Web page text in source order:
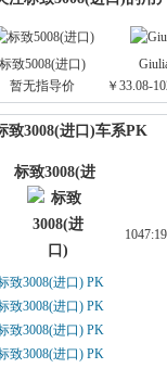
标致5008(进口)
暂无指导价
￥33.08-
致3008(进口)车系PK
标致3008(进
口)
致3008(进口) PK
尔沃S90
致3008(进口) PK
尔沃XC90
致3008(进口) PK
迪A6L
致3008(进口) PK